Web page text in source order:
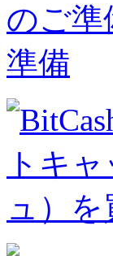
準備